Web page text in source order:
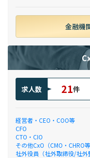
金融機
求人数 21件
経営者・CEO・COO等
CFO
CTO・CIO
その他CxO（CMO・CHRO等
社外役員（社外取締役/社外